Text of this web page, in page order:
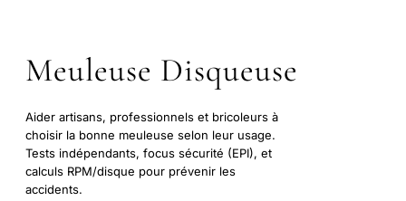
Meuleuse Disqueuse
Aider artisans, professionnels et bricoleurs à
choisir la bonne meuleuse selon leur usage.
Tests indépendants, focus sécurité (EPI), et
calculs RPM/disque pour prévenir les
accidents.